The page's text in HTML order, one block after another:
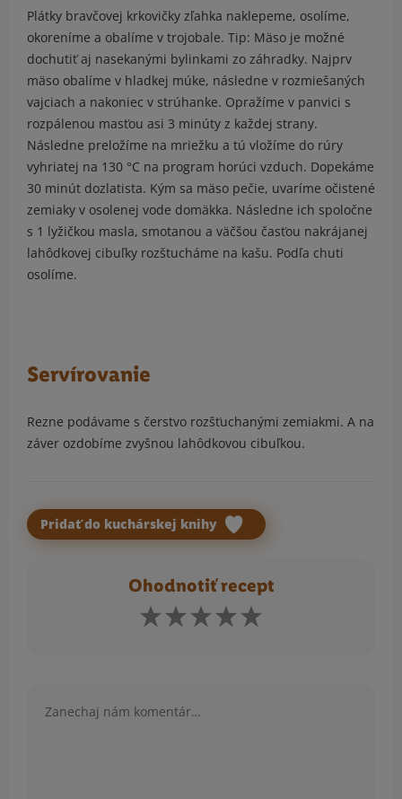
Plátky bravčovej krkovičky zľahka naklepeme, osolíme,
okoreníme a obalíme v trojobale. Tip: Mäso je možné
dochutiť aj nasekanými bylinkami zo záhradky. Najprv
mäso obalíme v hladkej múke, následne v rozmiešaných
vajciach a nakoniec v strúhanke. Opražíme v panvici s
rozpálenou masťou asi 3 minúty z každej strany.
Následne preložíme na mriežku a tú vložíme do rúry
vyhriatej na 130 °C na program horúci vzduch. Dopekáme
30 minút dozlatista. Kým sa mäso pečie, uvaríme očistené
zemiaky v osolenej vode domäkka. Následne ich spoločne
s 1 lyžičkou masla, smotanou a väčšou časťou nakrájanej
lahôdkovej cibuľky rozštucháme na kašu. Podľa chuti
osolíme.
Servírovanie
Rezne podávame s čerstvo rozšťuchanými zemiakmi. A na
záver ozdobíme zvyšnou lahôdkovou cibuľkou.
Pridať do kuchárskej knihy
Ohodnotiť recept